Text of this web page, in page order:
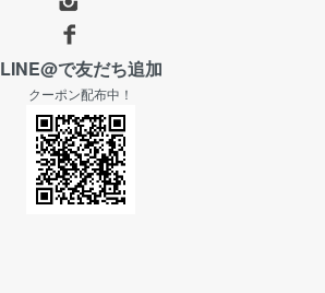
LINE@で友だち追加
クーポン配布中！